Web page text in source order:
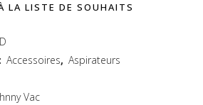
LA LISTE DE SOUHAITS
Accessoires, Aspirateurs
Vac